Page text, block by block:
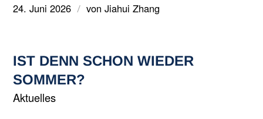
24. Juni 2026 / vonJiahui Zhang
IST DENN SCHON WIEDER
SOMMER?
Aktuelles